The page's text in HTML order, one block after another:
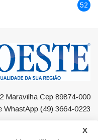
52
Maravilha Cep 89874-000
WhastApp (49) 3664-0223